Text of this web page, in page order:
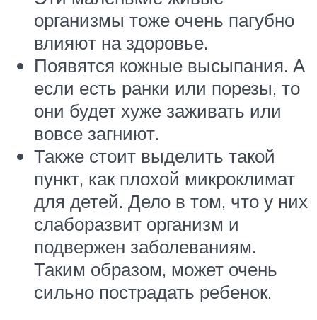
организмы тоже очень пагубно
влияют на здоровье.
Появятся кожные высыпания. А
если есть ранки или порезы, то
они будет хуже заживать или
вовсе загниют.
Также стоит выделить такой
пункт, как плохой микроклимат
для детей. Дело в том, что у них
слаборазвит организм и
подвержен заболеваниям.
Таким образом, может очень
сильно пострадать ребенок.